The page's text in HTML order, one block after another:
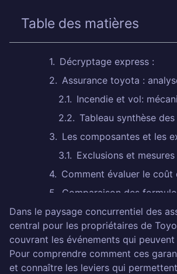
Table des matières
Décryptage express :
Assurance toyota :
Incendie et vol:
Tableau synthèse
Les composantes et les
Exclusions et
Comment évaluer le
Comparaison des
Stratégies pratiques
Points de clarification
Comment fonctionne
Quels sont les
Dans le paysage concurrentiel des
central pour les propriétaires de
couvrant les événements qui
Pour comprendre comment ces
et connaître les leviers qui